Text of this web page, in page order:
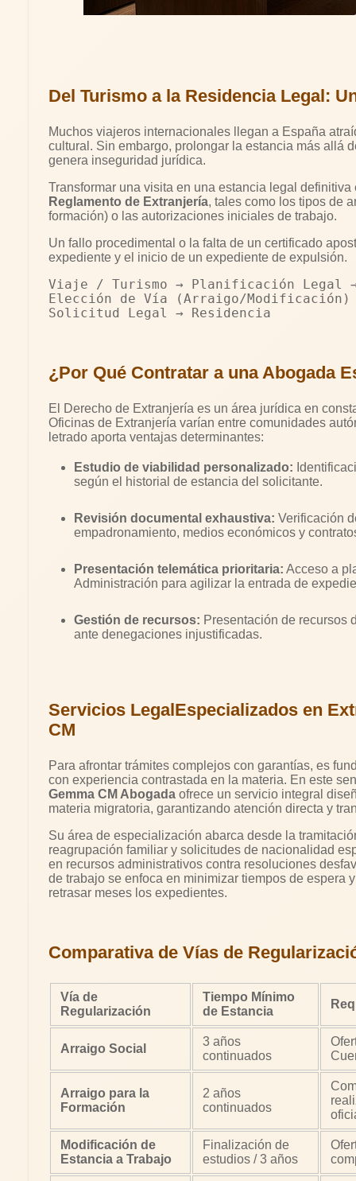
Del Turismo a la Residencia Legal:
Muchos viajeros internacionales llegan a España
cultural. Sin embargo, prolongar la estancia más allá
genera inseguridad jurídica.
Transformar una visita en una estancia legal
Reglamento de Extranjería, tales como los tipos de
formación) o las autorizaciones iniciales de trabajo.
Un fallo procedimental o la falta de un certificado
expediente y el inicio de un expediente de expulsión.
Viaje / Turismo → Planificación Legal
Elección de Vía (Arraigo/
¿Por Qué Contratar a una Abogada
El Derecho de Extranjería es un área jurídica en
Oficinas de Extranjería varían entre comunidades
letrado aporta ventajas determinantes:
Estudio de viabilidad personalizado:
según el historial de estancia del solicitante.
Revisión documental exhaustiva: Verificación
empadronamiento, medios económicos y
Presentación telemática prioritaria: Acceso a
Administración para agilizar la entrada de
Gestión de recursos: Presentación de recursos
ante denegaciones injustificadas.
Servicios LegalEspecializados en
CM
Para afrontar trámites complejos con garantías, es
con experiencia contrastada en la materia. En este
Gemma CM Abogada ofrece un servicio integral
materia migratoria, garantizando atención directa y
Su área de especialización abarca desde la
reagrupación familiar y solicitudes de nacionalidad
en recursos administrativos contra resoluciones
de trabajo se enfoca en minimizar tiempos de espera
retrasar meses los expedientes.
Comparativa de Vías de
Vía de
Regularización
Tiempo Mínimo
de Estancia
Arraigo Social
3 años
continuados
Arraigo para la
Formación
2 años
continuados
Modificación de
Estancia a Trabajo
Finalización de
estudios / 3 años